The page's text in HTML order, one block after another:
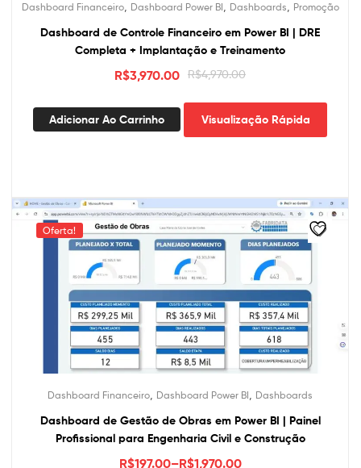
Dashboard Financeiro, Dashboard Power BI Dashboards Promoção
Dashboard de Controle Financeiro em Power BI | DRE
Completa + Implantação e Treinamento
R$4,970.00
O
original
era:
R$3,970.00O
atual
é:
Adicionar Ao Carrinho Visualização Rápida
Oferta!
Dashboard Financeiro Dashboard Power BI Dashboards
Dashboard de Gestão de Obras em Power BI | Painel
Profissional para Engenharia Civil e Construção
R$197.00–R$1,970.00